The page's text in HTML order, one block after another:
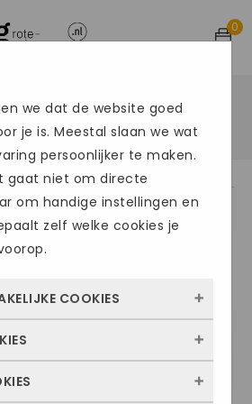
0
damesschoenen / Enkel laars
Size Chart
we dat de website goed
je is. Meestal slaan we wat
persoonlijker te maken.
gaat niet om directe
om handige instellingen en
zelf welke cookies je
COOKIES
ervoor dat de website
uitgezet. Meestal
zien we hoe vaak onze